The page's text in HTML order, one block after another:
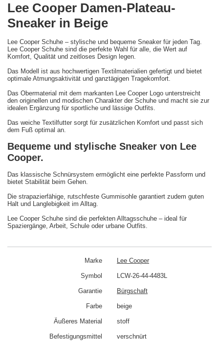
Lee Cooper Damen-Plateau-
Sneaker in Beige
Lee Cooper Schuhe – stylische und bequeme Sneaker für jeden Tag.
Lee Cooper Schuhe sind die perfekte Wahl für alle, die Wert auf
Komfort, Qualität und zeitloses Design legen.
Das Modell ist aus hochwertigen Textilmaterialien gefertigt und bietet
optimale Atmungsaktivität und ganztägigen Tragekomfort.
Das Obermaterial mit dem markanten Lee Cooper Logo unterstreicht
den originellen und modischen Charakter der Schuhe und macht sie zur
idealen Ergänzung für sportliche und lässige Outfits.
Das weiche Textilfutter sorgt für zusätzlichen Komfort und passt sich
dem Fuß optimal an.
Bequeme und stylische Sneaker von Lee
Cooper.
Das klassische Schnürsystem ermöglicht eine perfekte Passform und
bietet Stabilität beim Gehen.
Die strapazierfähige, rutschfeste Gummisohle garantiert zudem guten
Halt und Langlebigkeit im Alltag.
Lee Cooper Schuhe sind die perfekten Alltagsschuhe – ideal für
Spaziergänge, Arbeit, Schule oder urbane Outfits.
Marke Lee Cooper
Symbol LCW-26-44-4483L
Garantie Bürgschaft
Farbe beige
Äußeres Material stoff
Befestigungsmittel verschnürt